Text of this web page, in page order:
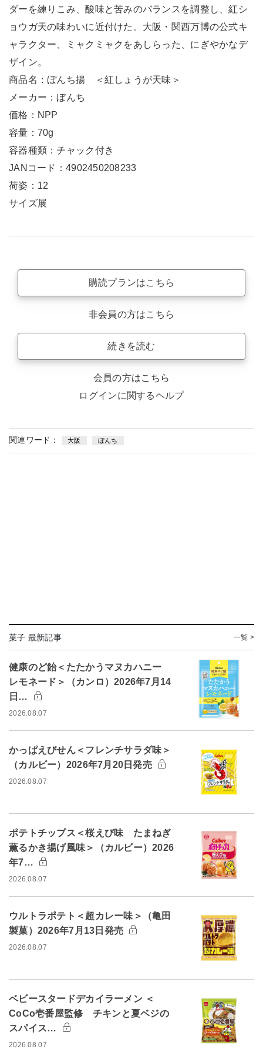
ダーを練りこみ、酸味と苦みのバランスを調整し、紅シ
ョウガ天の味わいに近付けた。大阪・関西万博の公式キ
ャラクター、ミャクミャクをあしらった、にぎやかなデ
ザイン。
商品名：ぼんち揚 ＜紅しょうが天味＞
メーカー：ぼんち
価格：NPP
容量：70g
容器種類：チャック付き
JANコード：4902450208233
荷姿：12
サイズ展
購読プランはこちら
非会員の方はこちら
続きを読む
会員の方はこちら
ログインに関するヘルプ
関連ワード： 大阪 ぼんち
菓子 最新記事 一覧 >
健康のど飴＜たたかうマヌカハニー
レモネード＞（カンロ）2026年7月14
日…
2026.08.07
かっぱえびせん＜フレンチサラダ味＞
（カルビー）2026年7月20日発売
2026.08.07
ポテトチップス＜桜えび味 たまねぎ
薫るかき揚げ風味＞（カルビー）2026
年7…
2026.08.07
ウルトラポテト＜超カレー味＞（亀田
製菓）2026年7月13日発売
2026.08.07
ベビースタードデカイラーメン ＜
CoCo壱番屋監修 チキンと夏ベジの
スパイス…
2026.08.07